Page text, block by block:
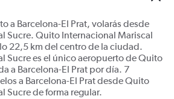
a Barcelona-El Prat, volarás desde
Sucre. Quito Internacional Mariscal
22,5 km del centro de la ciudad.
Sucre es el único aeropuerto de Quito
a Barcelona-El Prat por día. 7
a Barcelona-El Prat desde Quito
Sucre de forma regular.